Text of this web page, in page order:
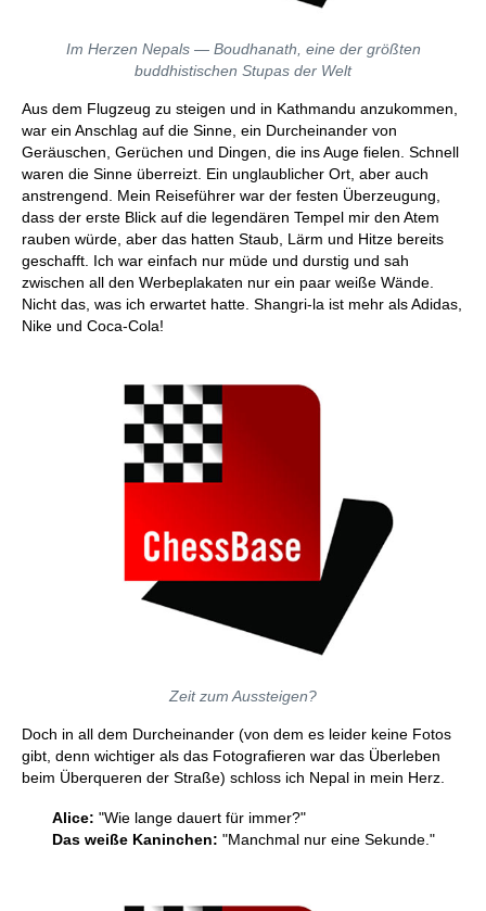
Im Herzen Nepals — Boudhanath, eine der größten
buddhistischen Stupas der Welt
Aus dem Flugzeug zu steigen und in Kathmandu anzukommen,
war ein Anschlag auf die Sinne, ein Durcheinander von
Geräuschen, Gerüchen und Dingen, die ins Auge fielen. Schnell
waren die Sinne überreizt. Ein unglaublicher Ort, aber auch
anstrengend. Mein Reiseführer war der festen Überzeugung,
dass der erste Blick auf die legendären Tempel mir den Atem
rauben würde, aber das hatten Staub, Lärm und Hitze bereits
geschafft. Ich war einfach nur müde und durstig und sah
zwischen all den Werbeplakaten nur ein paar weiße Wände.
Nicht das, was ich erwartet hatte. Shangri-la ist mehr als Adidas,
Nike und Coca-Cola!
Zeit zum Aussteigen?
Doch in all dem Durcheinander (von dem es leider keine Fotos
gibt, denn wichtiger als das Fotografieren war das Überleben
beim Überqueren der Straße) schloss ich Nepal in mein Herz.
Alice: "Wie lange dauert für immer?"
Das weiße Kaninchen: "Manchmal nur eine Sekunde."